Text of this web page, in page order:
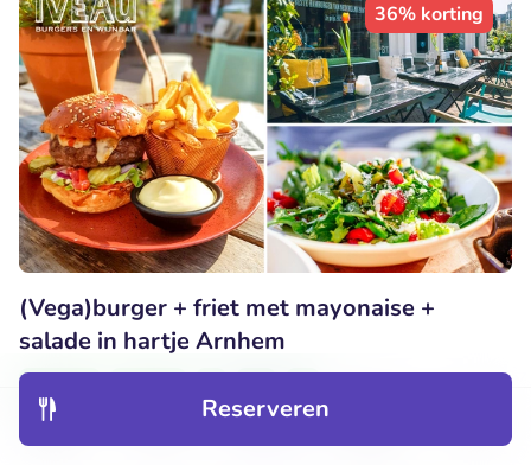
Reserveren
36% korting
(Vega)burger + friet met mayonaise +
salade in hartje Arnhem
Vandaag Morgen Zo Wo
Do